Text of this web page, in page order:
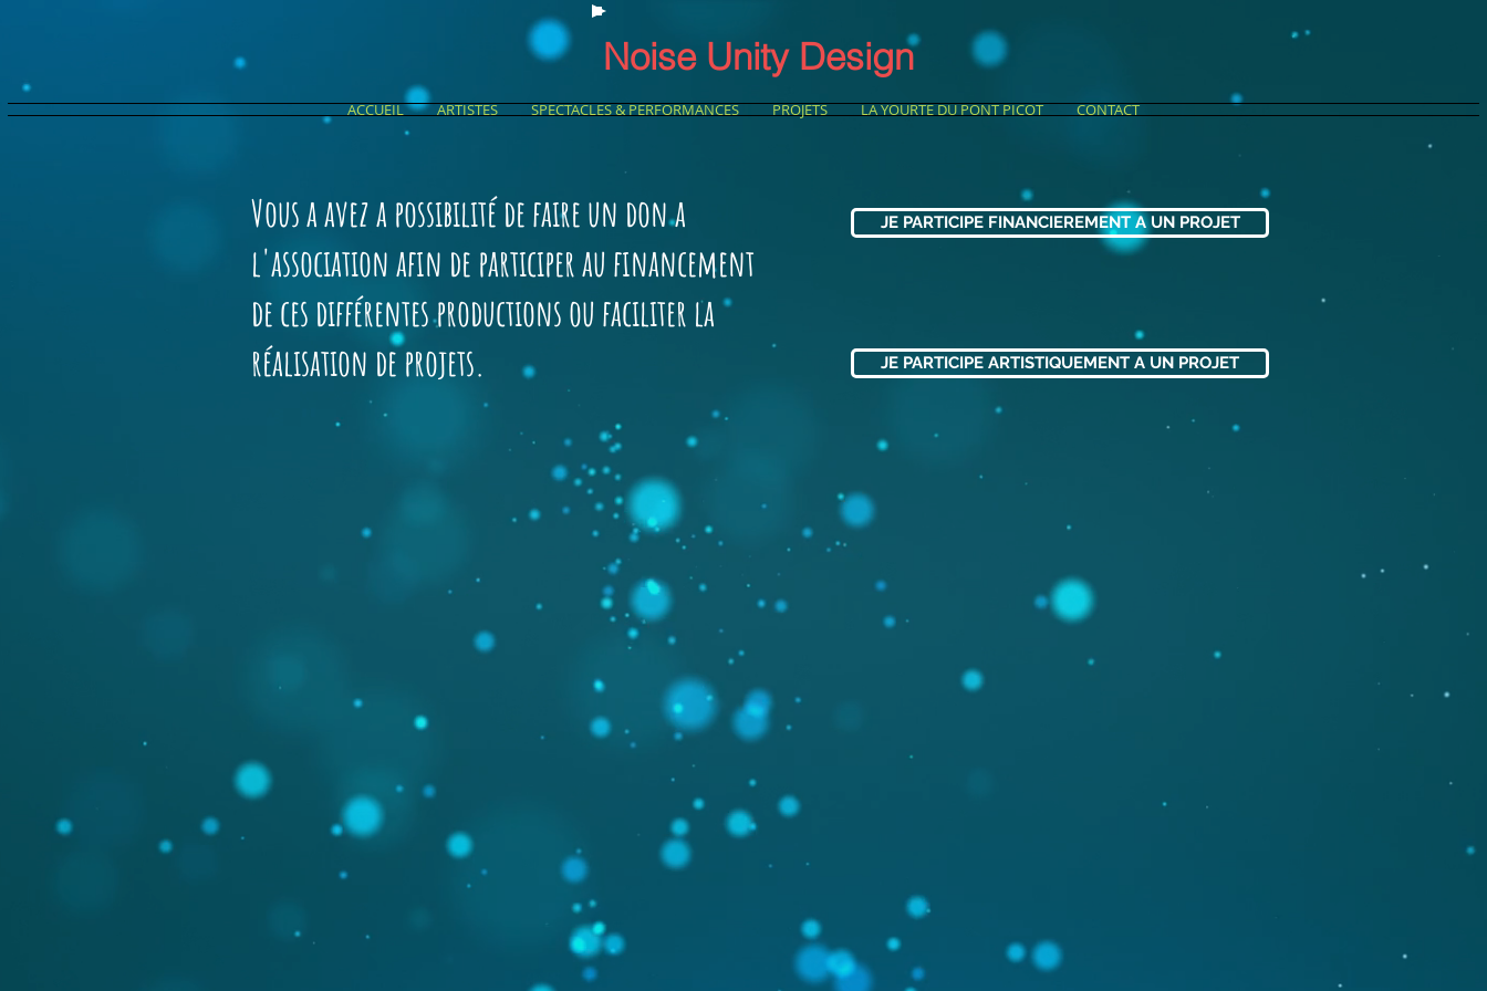
Noise Unity Design
ACCUEIL ARTISTES SPECTACLES & PERFORMANCES PROJETS LA YOURTE DU PONT PICOT CONTACT
Vous a avez a possibilité de faire un don a
l'association afin de participer au financement
de ces différentes productions ou faciliter la
réalisation de projets.
JE PARTICIPE FINANCIEREMENT A UN PROJET
JE PARTICIPE ARTISTIQUEMENT A UN PROJET